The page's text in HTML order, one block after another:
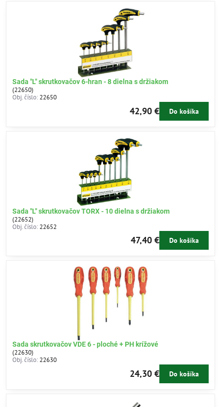
Sada "L" skrutkovačov 6-hran - 8 dielna s držiakom
(22650)
Obj. číslo: 22650
42,90 € Do košíka
Sada "L" skrutkovačov TORX - 10 dielna s držiakom
(22652)
Obj. číslo: 22652
47,40 € Do košíka
Sada skrutkovačov VDE 6 - ploché + PH krížové
(22630)
Obj. číslo: 22630
24,30 € Do košíka